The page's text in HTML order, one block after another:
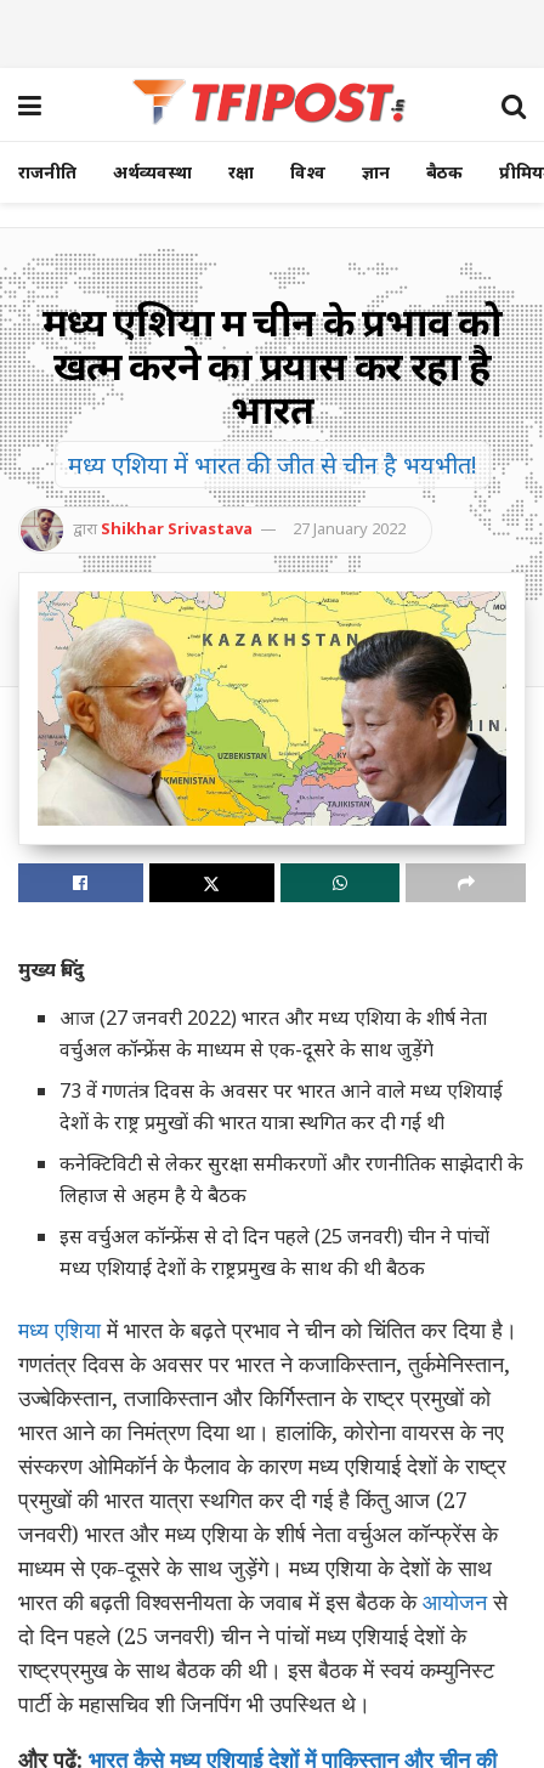
राजनीति अर्थव्यवस्था रक्षा विश्व ज्ञान बैठक
मध्य एशिया में चीन के प्रभाव को
खत्म करने का प्रयास कर रहा है
भारत
मध्य एशिया में भारत की जीत से चीन है भयभीत!
द्वारा Shikhar Srivastava 27 January 2022
मुख्य बिंदु
आज (27 जनवरी 2022) भारत और मध्य एशिया के शीर्ष नेता
वर्चुअल कॉन्फ्रेंस के माध्यम से एक-दूसरे के साथ जुड़ेंगे
73 वें गणतंत्र दिवस के अवसर पर भारत आने वाले मध्य एशियाई
देशों के राष्ट्र प्रमुखों की भारत यात्रा स्थगित कर दी गई थी
कनेक्टिविटी से लेकर सुरक्षा समीकरणों और रणनीतिक साझेदारी के
लिहाज से अहम है ये बैठक
इस वर्चुअल कॉन्फ्रेंस से दो दिन पहले (25 जनवरी) चीन ने पांचों
मध्य एशियाई देशों के राष्ट्रप्रमुख के साथ की थी बैठक
मध्य एशियामें भारत के बढ़ते प्रभाव ने चीन को चिंतित कर दिया है।
गणतंत्र दिवस के अवसर पर भारत ने कजाकिस्तान, तुर्कमेनिस्तान,
उज्बेकिस्तान, तजाकिस्तान और किर्गिस्तान के राष्ट्र प्रमुखों को
भारत आने का निमंत्रण दिया था। हालांकि, कोरोना वायरस के नए
संस्करण ओमिकॉर्न के फैलाव के कारण मध्य एशियाई देशों के राष्ट्र
प्रमुखों की भारत यात्रा स्थगित कर दी गई है किंतु आज (27
जनवरी) भारत और मध्य एशिया के शीर्ष नेता वर्चुअल कॉन्फ्रेंस के
माध्यम से एक-दूसरे के साथ जुड़ेंगे। मध्य एशिया के देशों के साथ
भारत की बढ़ती विश्वसनीयता के जवाब में इस बैठक केआयोजनसे
दो दिन पहले (25 जनवरी) चीन ने पांचों मध्य एशियाई देशों के
राष्ट्रप्रमुख के साथ बैठक की थी। इस बैठक में स्वयं कम्युनिस्ट
पार्टी के महासचिव शी जिनपिंग भी उपस्थित थे।
और पढ़ें: भारत कैसे मध्य एशियाई देशों में पाकिस्तान और चीन की